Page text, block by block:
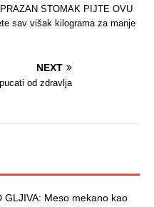
STOMAK PIJTE OVU
sav višak kilograma za manje
NEXT
od zdravlja
GLJIVA: Meso mekano kao